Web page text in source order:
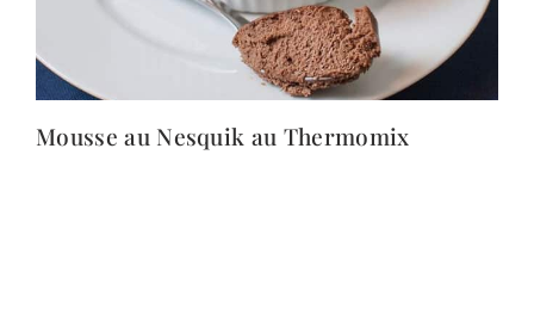
Mousse au Nesquik au Thermomix